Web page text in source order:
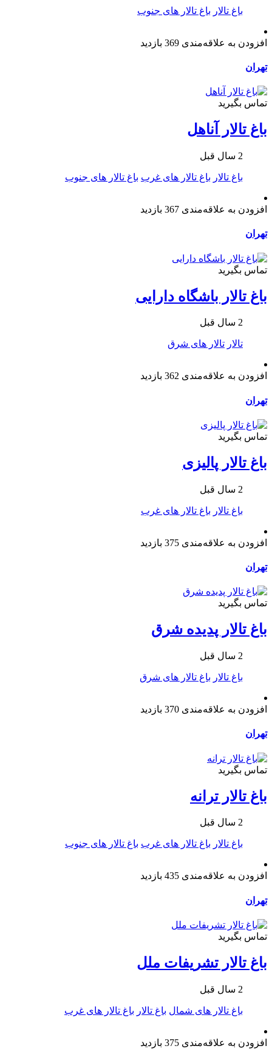
باغ تالار باغ تالار های جنوب
افزودن به علاقه‌مندی 369 بازدید
تهران
تماس بگیرید
باغ تالار آناهل
2 سال قبل
باغ تالار باغ تالار های غرب باغ تالار های جنوب
افزودن به علاقه‌مندی 367 بازدید
تهران
تماس بگیرید
باغ تالار باشگاه دارایی
2 سال قبل
تالار تالار های شرق
افزودن به علاقه‌مندی 362 بازدید
تهران
تماس بگیرید
باغ تالار پالیزی
2 سال قبل
باغ تالار باغ تالار های غرب
افزودن به علاقه‌مندی 375 بازدید
تهران
تماس بگیرید
باغ تالار پدیده شرق
2 سال قبل
باغ تالار باغ تالار های شرق
افزودن به علاقه‌مندی 370 بازدید
تهران
تماس بگیرید
باغ تالار ترانه
2 سال قبل
باغ تالار باغ تالار های غرب باغ تالار های جنوب
افزودن به علاقه‌مندی 435 بازدید
تهران
تماس بگیرید
باغ تالار تشریفات ملل
2 سال قبل
باغ تالار های شمال باغ تالار باغ تالار های غرب
افزودن به علاقه‌مندی 375 بازدید